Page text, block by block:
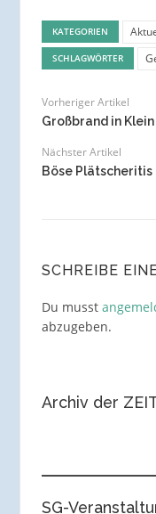
KATEGORIEN
SCHLAGWÖRTER
Vorheriger Artikel
Großbrand in
Nächster Artikel
Böse Plätscheritis
SCHREIBE
Du musst
abzugeben.
Archiv der
SG-